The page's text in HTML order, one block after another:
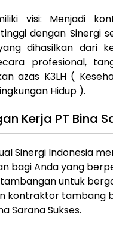
visi: Menjadi
dengan Sinergi
dihasilkan dari
profesional,
azas K3LH (
Hidup ).
Kerja PT Bina
Sinergi Indonesia
bagi Anda yang
untuk
kontraktor tambang
Sarana Sukses.